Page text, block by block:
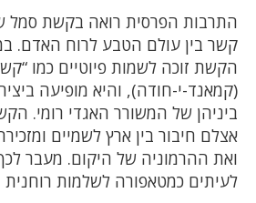
התרבות הפרסית רואה בקשת סמל
קשר בין עולם הטבע לרוח האדם.
הקשת זוכה לשמות פיוטיים כמו
(קמאנד-י-חודה), והיא מופיעה
ביניהן של המשורר האגדי רומי.
אצלם חיבור בין ארץ לשמיים
ואת ההרמוניה של היקום. מעבר
לעיתים כמטאפורה לשלמות רוחנית